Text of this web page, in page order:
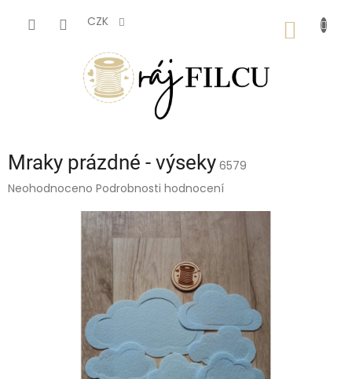
CZK
Mraky prázdné - výseky 6579
Průměrné
Neohodnoceno Podrobnosti hodnocení